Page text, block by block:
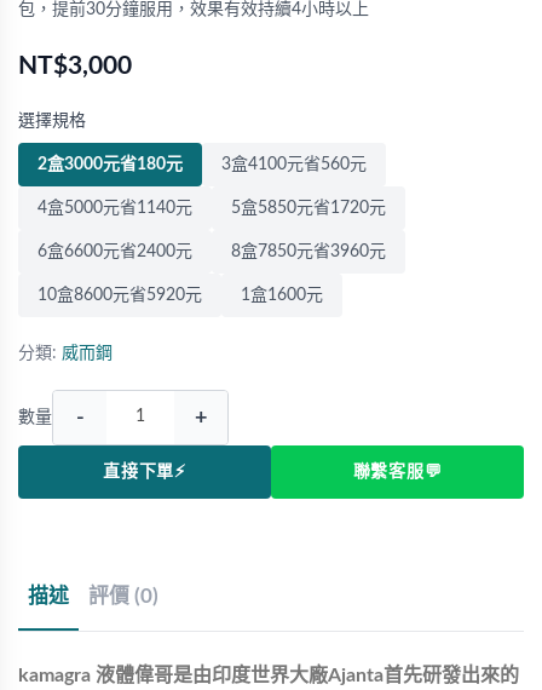
包，提前30分鐘服用，效果有效持續4小時以上
NT$3,000
選擇規格
2盒3000元省180元 3盒4100元省560元
4盒5000元省1140元 5盒5850元省1720元
6盒6600元省2400元 8盒7850元省3960元
10盒8600元省5920元 1盒1600元
分類: 威而鋼
數量 - +
直接下單⚡ 聯繫客服💬
描述 評價 (0)
kamagra 液體偉哥是由印度世界大廠Ajanta首先研發出來的